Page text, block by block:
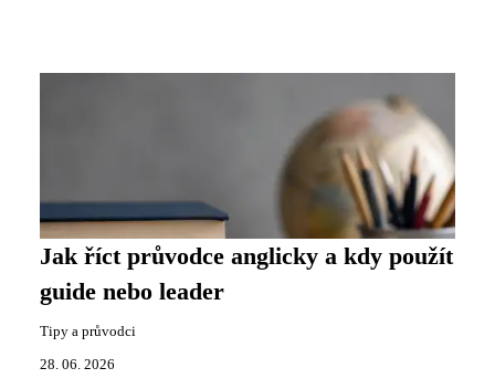
Jak říct průvodce anglicky a kdy použít
guide nebo leader
Tipy a průvodci
28. 06. 2026